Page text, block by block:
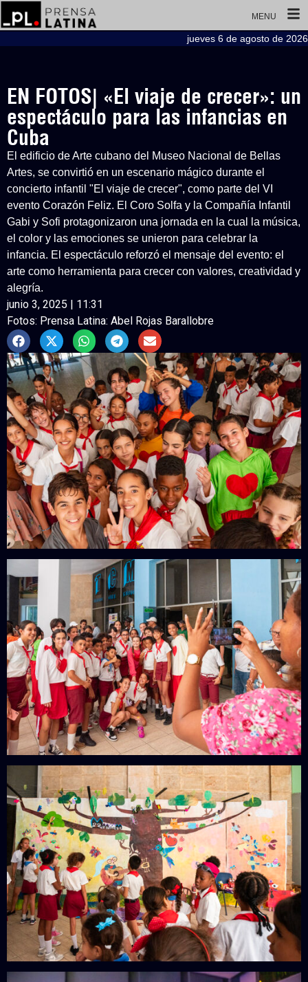
MENU
jueves 6 de agosto de 2026
EN FOTOS| «El viaje de crecer»: un
espectáculo para las infancias en
Cuba
El edificio de Arte cubano del Museo Nacional de Bellas
Artes, se convirtió en un escenario mágico durante el
concierto infantil "El viaje de crecer", como parte del VI
evento Corazón Feliz. El Coro Solfa y la Compañía Infantil
Gabi y Sofi protagonizaron una jornada en la cual la música,
el color y las emociones se unieron para celebrar la
infancia. El espectáculo reforzó el mensaje del evento: el
arte como herramienta para crecer con valores, creatividad y
alegría.
junio 3, 2025 | 11:31
Fotos: Prensa Latina: Abel Rojas Barallobre